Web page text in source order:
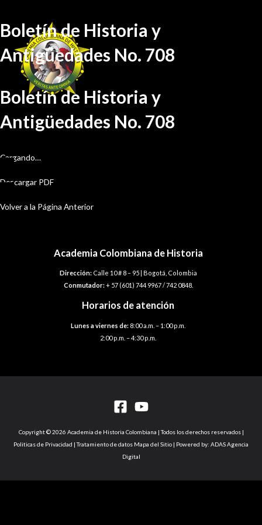
Ir
al
contenido
Boletín de Historia y
Antigüedades No. 708
Boletín de Historia y
Antigüedades No. 708
Cargando…
Descargar PDF
Volver a la Página Anterior
Academia Colombiana de Historia
Dirección:Calle 10 # 8 – 95 | Bogotá, Colombia
Conmutador:+ 57 (601) 744 9967 / 742 0848.
Horarios de atención
Lunes a viernes de: 8:00 a.m. – 1:00 p.m.
2:00 p.m. – 4:30 p.m.
Copyright © 2026 Academia de Historia Colombiana | Todos los derechos reservados |
Politicas de Privacidad | Tratamiento de datos Mapa del Sitio | Powered by: ADAS Agencia
Digital